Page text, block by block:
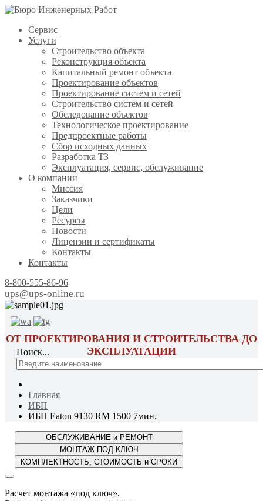
Сервис
Услуги
Строительство объекта
Реконструкция объекта
Капитальный ремонт объекта
Проектирование объектов
Проектирование систем и сетей
Строительство систем и сетей
Обследование объектов
Технологическое проектирование
Предпроектные работы
Сбор исходных данных
Разработка ТЗ
Эксплуатация, сервис, обслуживание
О компании
Миссия
Заказчики
Цели
Ресурсы
Новости
Лицензии и сертификаты
Контакты
Контакты
8-800-555-86-96
ups@ups-online.ru
ОТ ПРОЕКТИРОВАНИЯ И СТРОИТЕЛЬСТВА ДО
ЭКСПЛУАТАЦИИ
Поиск...
Главная
ИБП
ИБП Eaton 9130 RM 1500 7мин.
Расчет монтажа «под ключ».